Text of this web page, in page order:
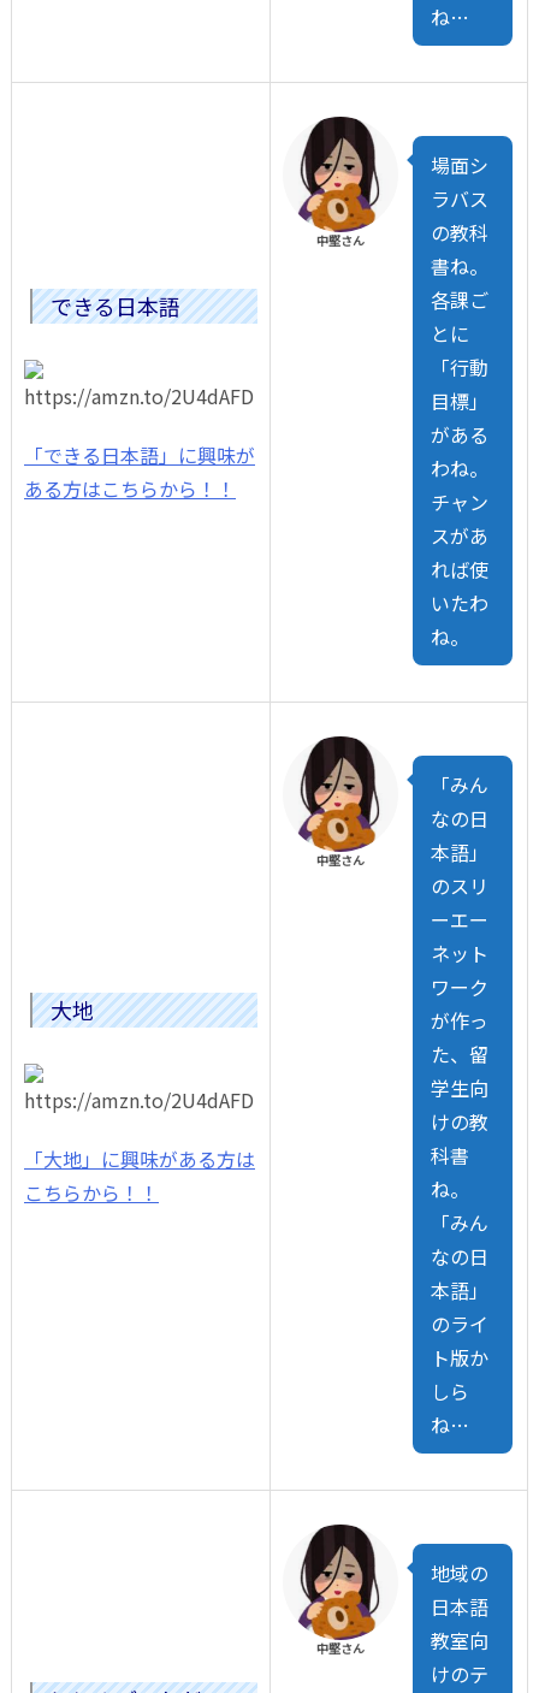
ね…
できる日本語
「できる日本語」に興味が
ある方はこちらから！！
中堅さん
場面シ
ラバス
の教科
書ね。
各課ご
とに
「行動
目標」
がある
わね。
チャン
スがあ
れば使
いたわ
ね。
大地
「大地」に興味がある方は
こちらから！！
中堅さん
「みん
なの日
本語」
のスリ
ーエー
ネット
ワーク
が作っ
た、留
学生向
けの教
科書
ね。
「みん
なの日
本語」
のライ
ト版か
しら
ね…
中堅さん
地域の
日本語
教室向
けのテ